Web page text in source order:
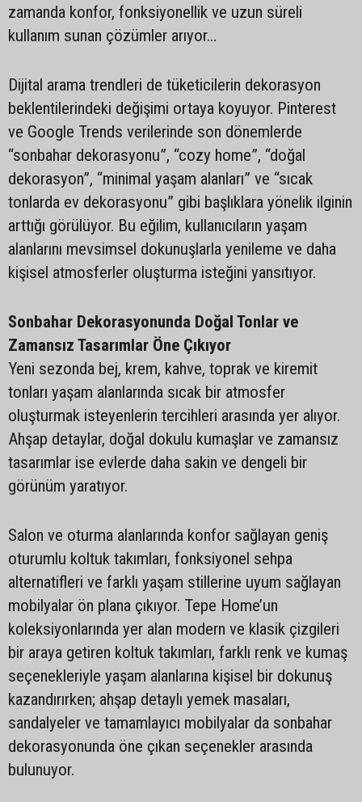
zamanda konfor, fonksiyonellik ve uzun süreli
kullanım sunan çözümler arıyor…
Dijital arama trendleri de tüketicilerin dekorasyon
beklentilerindeki değişimi ortaya koyuyor. Pinterest
ve Google Trends verilerinde son dönemlerde
“sonbahar dekorasyonu”, “cozy home”, “doğal
dekorasyon”, “minimal yaşam alanları” ve “sıcak
tonlarda ev dekorasyonu” gibi başlıklara yönelik ilginin
arttığı görülüyor. Bu eğilim, kullanıcıların yaşam
alanlarını mevsimsel dokunuşlarla yenileme ve daha
kişisel atmosferler oluşturma isteğini yansıtıyor.
Sonbahar Dekorasyonunda Doğal Tonlar ve
Zamansız Tasarımlar Öne Çıkıyor
Yeni sezonda bej, krem, kahve, toprak ve kiremit
tonları yaşam alanlarında sıcak bir atmosfer
oluşturmak isteyenlerin tercihleri arasında yer alıyor.
Ahşap detaylar, doğal dokulu kumaşlar ve zamansız
tasarımlar ise evlerde daha sakin ve dengeli bir
görünüm yaratıyor.
Salon ve oturma alanlarında konfor sağlayan geniş
oturumlu koltuk takımları, fonksiyonel sehpa
alternatifleri ve farklı yaşam stillerine uyum sağlayan
mobilyalar ön plana çıkıyor. Tepe Home’un
koleksiyonlarında yer alan modern ve klasik çizgileri
bir araya getiren koltuk takımları, farklı renk ve kumaş
seçenekleriyle yaşam alanlarına kişisel bir dokunuş
kazandırırken; ahşap detaylı yemek masaları,
sandalyeler ve tamamlayıcı mobilyalar da sonbahar
dekorasyonunda öne çıkan seçenekler arasında
bulunuyor.